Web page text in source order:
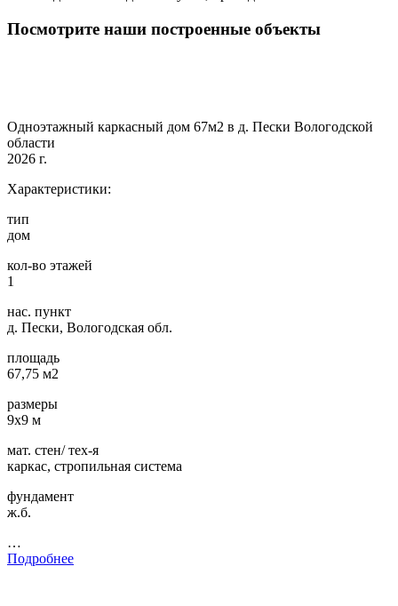
Посмотрите наши построенные объекты
Одноэтажный каркасный дом 67м2 в д. Пески Вологодской
области
2026 г.
Характеристики:
тип
дом
кол-во этажей
1
нас. пункт
д. Пески, Вологодская обл.
площадь
67,75 м2
размеры
9х9 м
мат. стен/ тех-я
каркас, стропильная система
фундамент
ж.б.
…
Подробнее